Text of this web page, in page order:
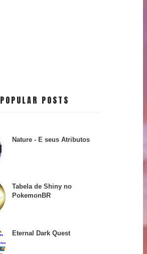
POPULAR POSTS
Nature - E seus Atributos
Tabela de Shiny no
PokemonBR
Eternal Dark Quest